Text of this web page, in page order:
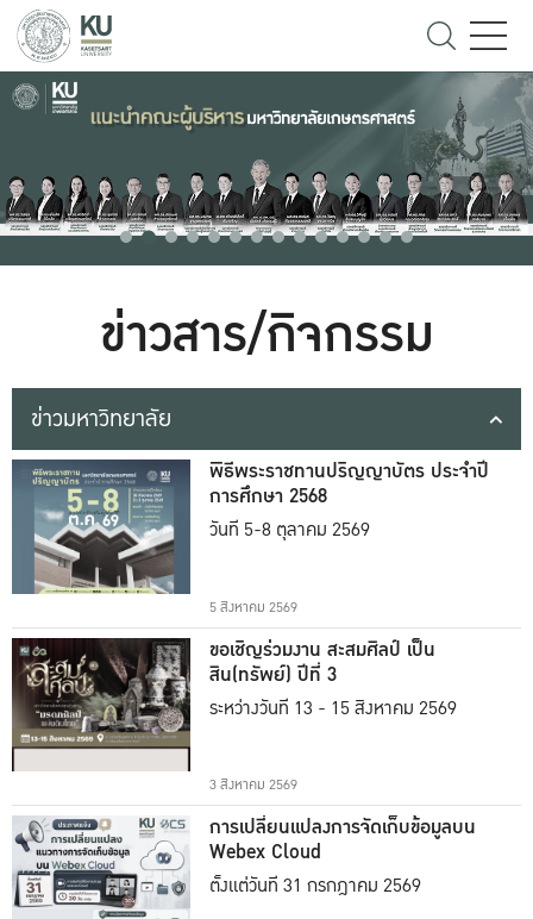
ข่าวสาร/กิจกรรม
ข่าวมหาวิทยาลัย
พิธีพระราชทานปริญญาบัตร ประจำปี
การศึกษา 2568
วันที่ 5-8 ตุลาคม 2569
5 สิงหาคม 2569
ขอเชิญร่วมงาน สะสมศิลป์ เป็น
สิน(ทรัพย์) ปีที่ 3
ระหว่างวันที่ 13 - 15 สิงหาคม 2569
3 สิงหาคม 2569
การเปลี่ยนแปลงการจัดเก็บข้อมูลบน
Webex Cloud
ตั้งแต่วันที่ 31 กรกฎาคม 2569